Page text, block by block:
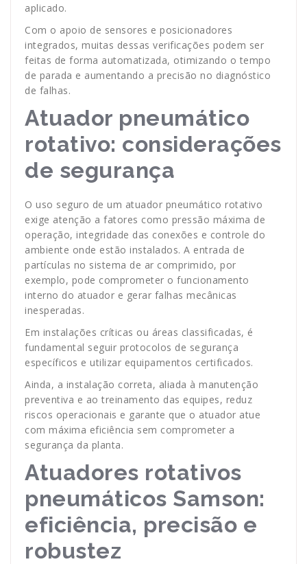
aplicado.
Com o apoio de sensores e posicionadores
integrados, muitas dessas verificações podem ser
feitas de forma automatizada, otimizando o tempo
de parada e aumentando a precisão no diagnóstico
de falhas.
Atuador pneumático
rotativo: considerações
de segurança
O uso seguro de um atuador pneumático rotativo
exige atenção a fatores como pressão máxima de
operação, integridade das conexões e controle do
ambiente onde estão instalados. A entrada de
partículas no sistema de ar comprimido, por
exemplo, pode comprometer o funcionamento
interno do atuador e gerar falhas mecânicas
inesperadas.
Em instalações críticas ou áreas classificadas, é
fundamental seguir protocolos de segurança
específicos e utilizar equipamentos certificados.
Ainda, a instalação correta, aliada à manutenção
preventiva e ao treinamento das equipes, reduz
riscos operacionais e garante que o atuador atue
com máxima eficiência sem comprometer a
segurança da planta.
Atuadores rotativos
pneumáticos Samson:
eficiência, precisão e
robustez